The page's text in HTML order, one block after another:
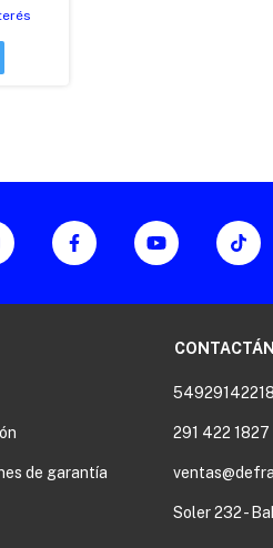
de garantía
291 422 1827
Soler 232 -